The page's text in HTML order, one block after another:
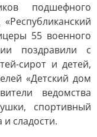
подшефного
55 военного
поздравили с
сирот и детей,
«Детский дом
ведомства
спортивный
сладости.